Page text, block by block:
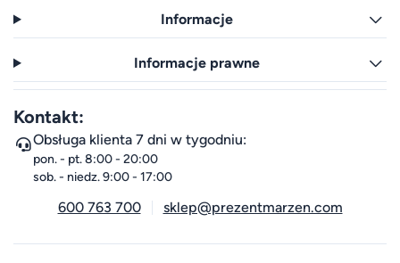
Informacje
Informacje prawne
Kontakt:
Obsługa klienta 7 dni w tygodniu:
pon. - pt. 8:00 - 20:00
sob. - niedz. 9:00 - 17:00
600 763 700 sklep@prezentmarzen.com